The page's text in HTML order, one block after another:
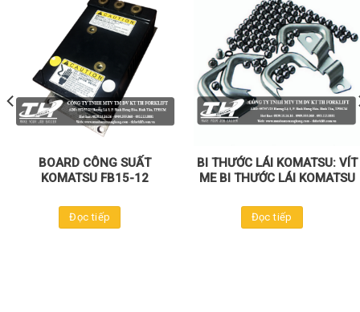
BOARD CÔNG SUẤT
KOMATSU FB15-12
Đọc tiếp
BI THƯỚC LÁI KOMATSU: VÍT
ME BI THƯỚC LÁI KOMATSU
Đọc tiếp